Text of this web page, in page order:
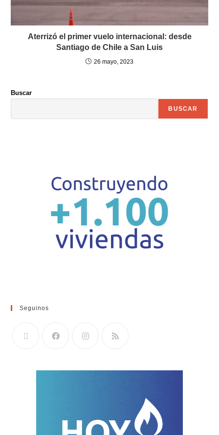
Aterrizó el primer vuelo internacional: desde
Santiago de Chile a San Luis
26 mayo, 2023
Buscar
BUSCAR
Seguinos